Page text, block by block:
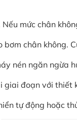
mức chân
chân không.
nén ngăn
đoạn với thiết
tự động hoặc